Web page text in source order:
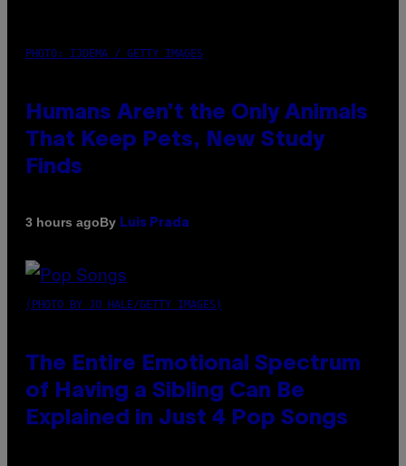
PHOTO: IJDEMA / GETTY IMAGES
Humans Aren’t the Only Animals
That Keep Pets, New Study
Finds
3 hours agoBy Luis Prada
(PHOTO BY JO HALE/GETTY IMAGES)
The Entire Emotional Spectrum
of Having a Sibling Can Be
Explained in Just 4 Pop Songs